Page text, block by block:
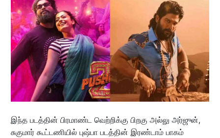
இந்த படத்தின் பிரமாண்ட வெற்றிக்கு பிறகு அல்லு அர்ஜுன்,
சுகுமார் கூட்டணியில் புஷ்பா படத்தின் இரண்டாம் பாகம்